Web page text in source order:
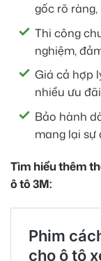
gốc rõ
Thi công
nghiệm,
Giá cả hợp
nhiều ưu
Bảo hành
mang lại
Tìm hiểu thêm
ô tô 3M: